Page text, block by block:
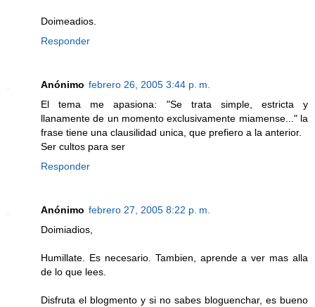
Doimeadios.
Responder
Anónimo febrero 26, 2005 3:44 p. m.
El tema me apasiona: "Se trata simple, estricta y
llanamente de un momento exclusivamente miamense..." la
frase tiene una clausilidad unica, que prefiero a la anterior.
Ser cultos para ser
Responder
Anónimo febrero 27, 2005 8:22 p. m.
Doimiadios,
Humillate. Es necesario. Tambien, aprende a ver mas alla
de lo que lees.
Disfruta el blogmento y si no sabes bloguenchar, es bueno